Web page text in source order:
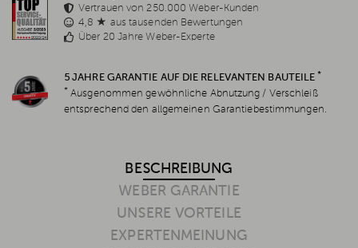
Vertrauen von 250.000 Weber-Kunden
4,8 ★ aus tausenden Bewertungen
Über 20 Jahre Weber-Experte
5 JAHRE GARANTIE AUF DIE RELEVANTEN BAUTEILE *
* Ausgenommen gewöhnliche Abnutzung / Verschleiß
entsprechend den allgemeinen Garantiebestimmungen.
BESCHREIBUNG
WEBER GARANTIE
UNSERE VORTEILE
EXPERTENMEINUNG